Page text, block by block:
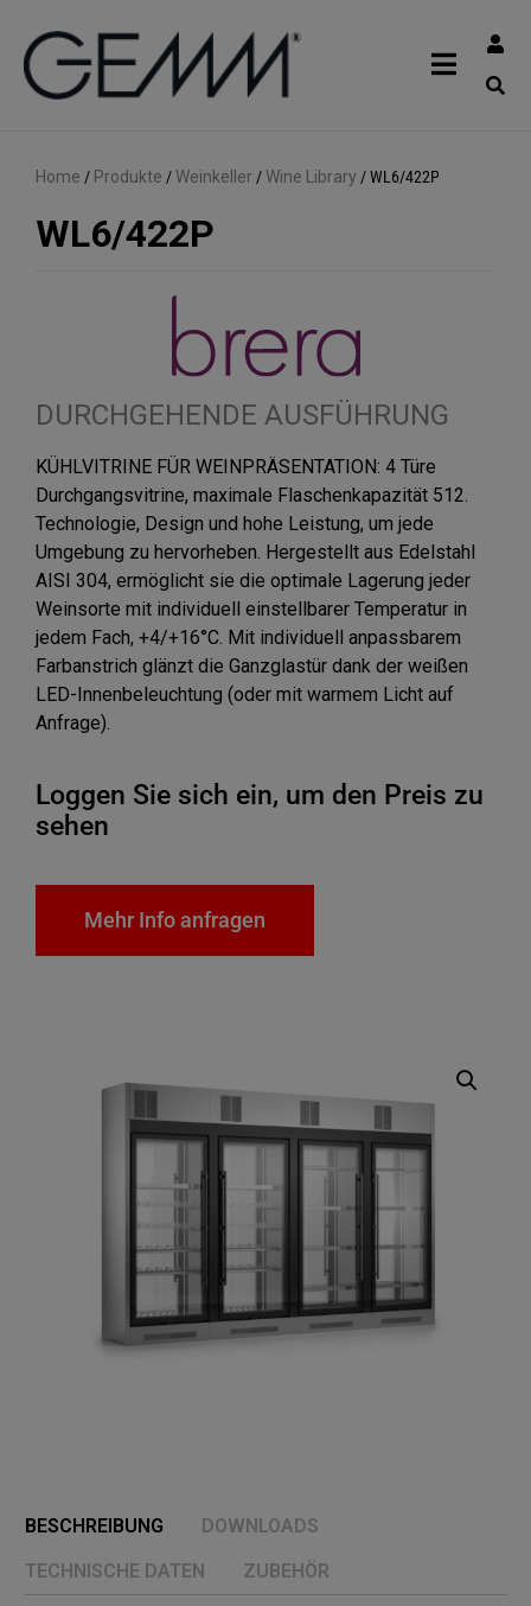
Home / Produkte /Weinkeller /Wine Library /WL6/422P
WL6/422P
DURCHGEHENDE AUSFÜHRUNG
KÜHLVITRINE FÜR WEINPRÄSENTATION: 4 Türe
Durchgangsvitrine, maximale Flaschenkapazität 512.
Technologie, Design und hohe Leistung, um jede
Umgebung zu hervorheben. Hergestellt aus Edelstahl
AISI 304, ermöglicht sie die optimale Lagerung jeder
Weinsorte mit individuell einstellbarer Temperatur in
jedem Fach, +4/+16°C. Mit individuell anpassbarem
Farbanstrich glänzt die Ganzglastür dank der weißen
LED-Innenbeleuchtung (oder mit warmem Licht auf
Anfrage).
Loggen Sie sich ein, um den Preis zu
sehen
Mehr Info anfragen
BESCHREIBUNG
DOWNLOADS
TECHNISCHE DATEN
ZUBEHÖR